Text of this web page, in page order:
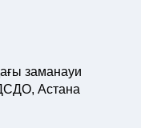
заманауи
Астана